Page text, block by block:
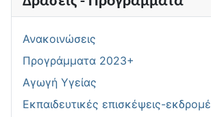
Ανακοινώσεις
Προγράμματα 2023+
Αγωγή Υγείας
Εκπαιδευτικές επισκέψεις-